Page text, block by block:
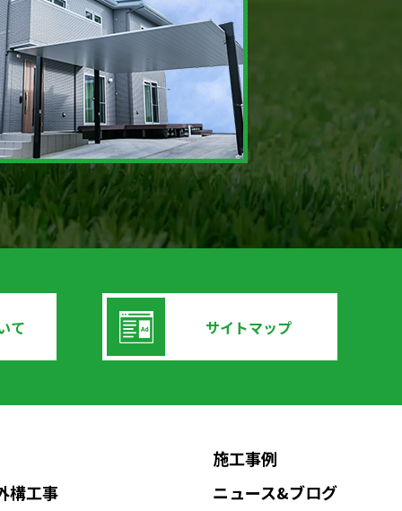
て サイトマップ
構工事
施工事例
ニュース&ブログ